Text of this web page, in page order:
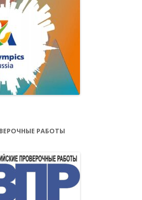
РАБОТЫ